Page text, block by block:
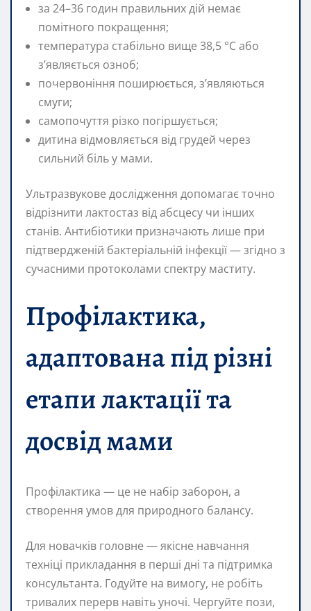
за 24–36 годин правильних дій немає
помітного покращення;
температура стабільно вище 38,5 °C або
з’являється озноб;
почервоніння поширюється, з’являються
смуги;
самопочуття різко погіршується;
дитина відмовляється від грудей через
сильний біль у мами.
Ультразвукове дослідження допомагає точно
відрізнити лактoстаз від абсцесу чи інших
станів. Антибіотики призначають лише при
підтвердженій бактеріальній інфекції — згідно з
сучасними протоколами спектру маститу.
Профілактика,
адаптована під різні
етапи лактації та
досвід мами
Профілактика — це не набір заборон, а
створення умов для природного балансу.
Для новачків головне — якісне навчання
техніці прикладання в перші дні та підтримка
консультанта. Годуйте на вимогу, не робіть
тривалих перерв навіть уночі. Чергуйте пози,